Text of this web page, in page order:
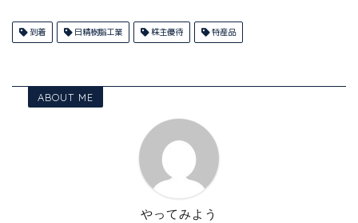
到着 日精樹脂工業 株主優待 特産品
ABOUT ME
やってみよう